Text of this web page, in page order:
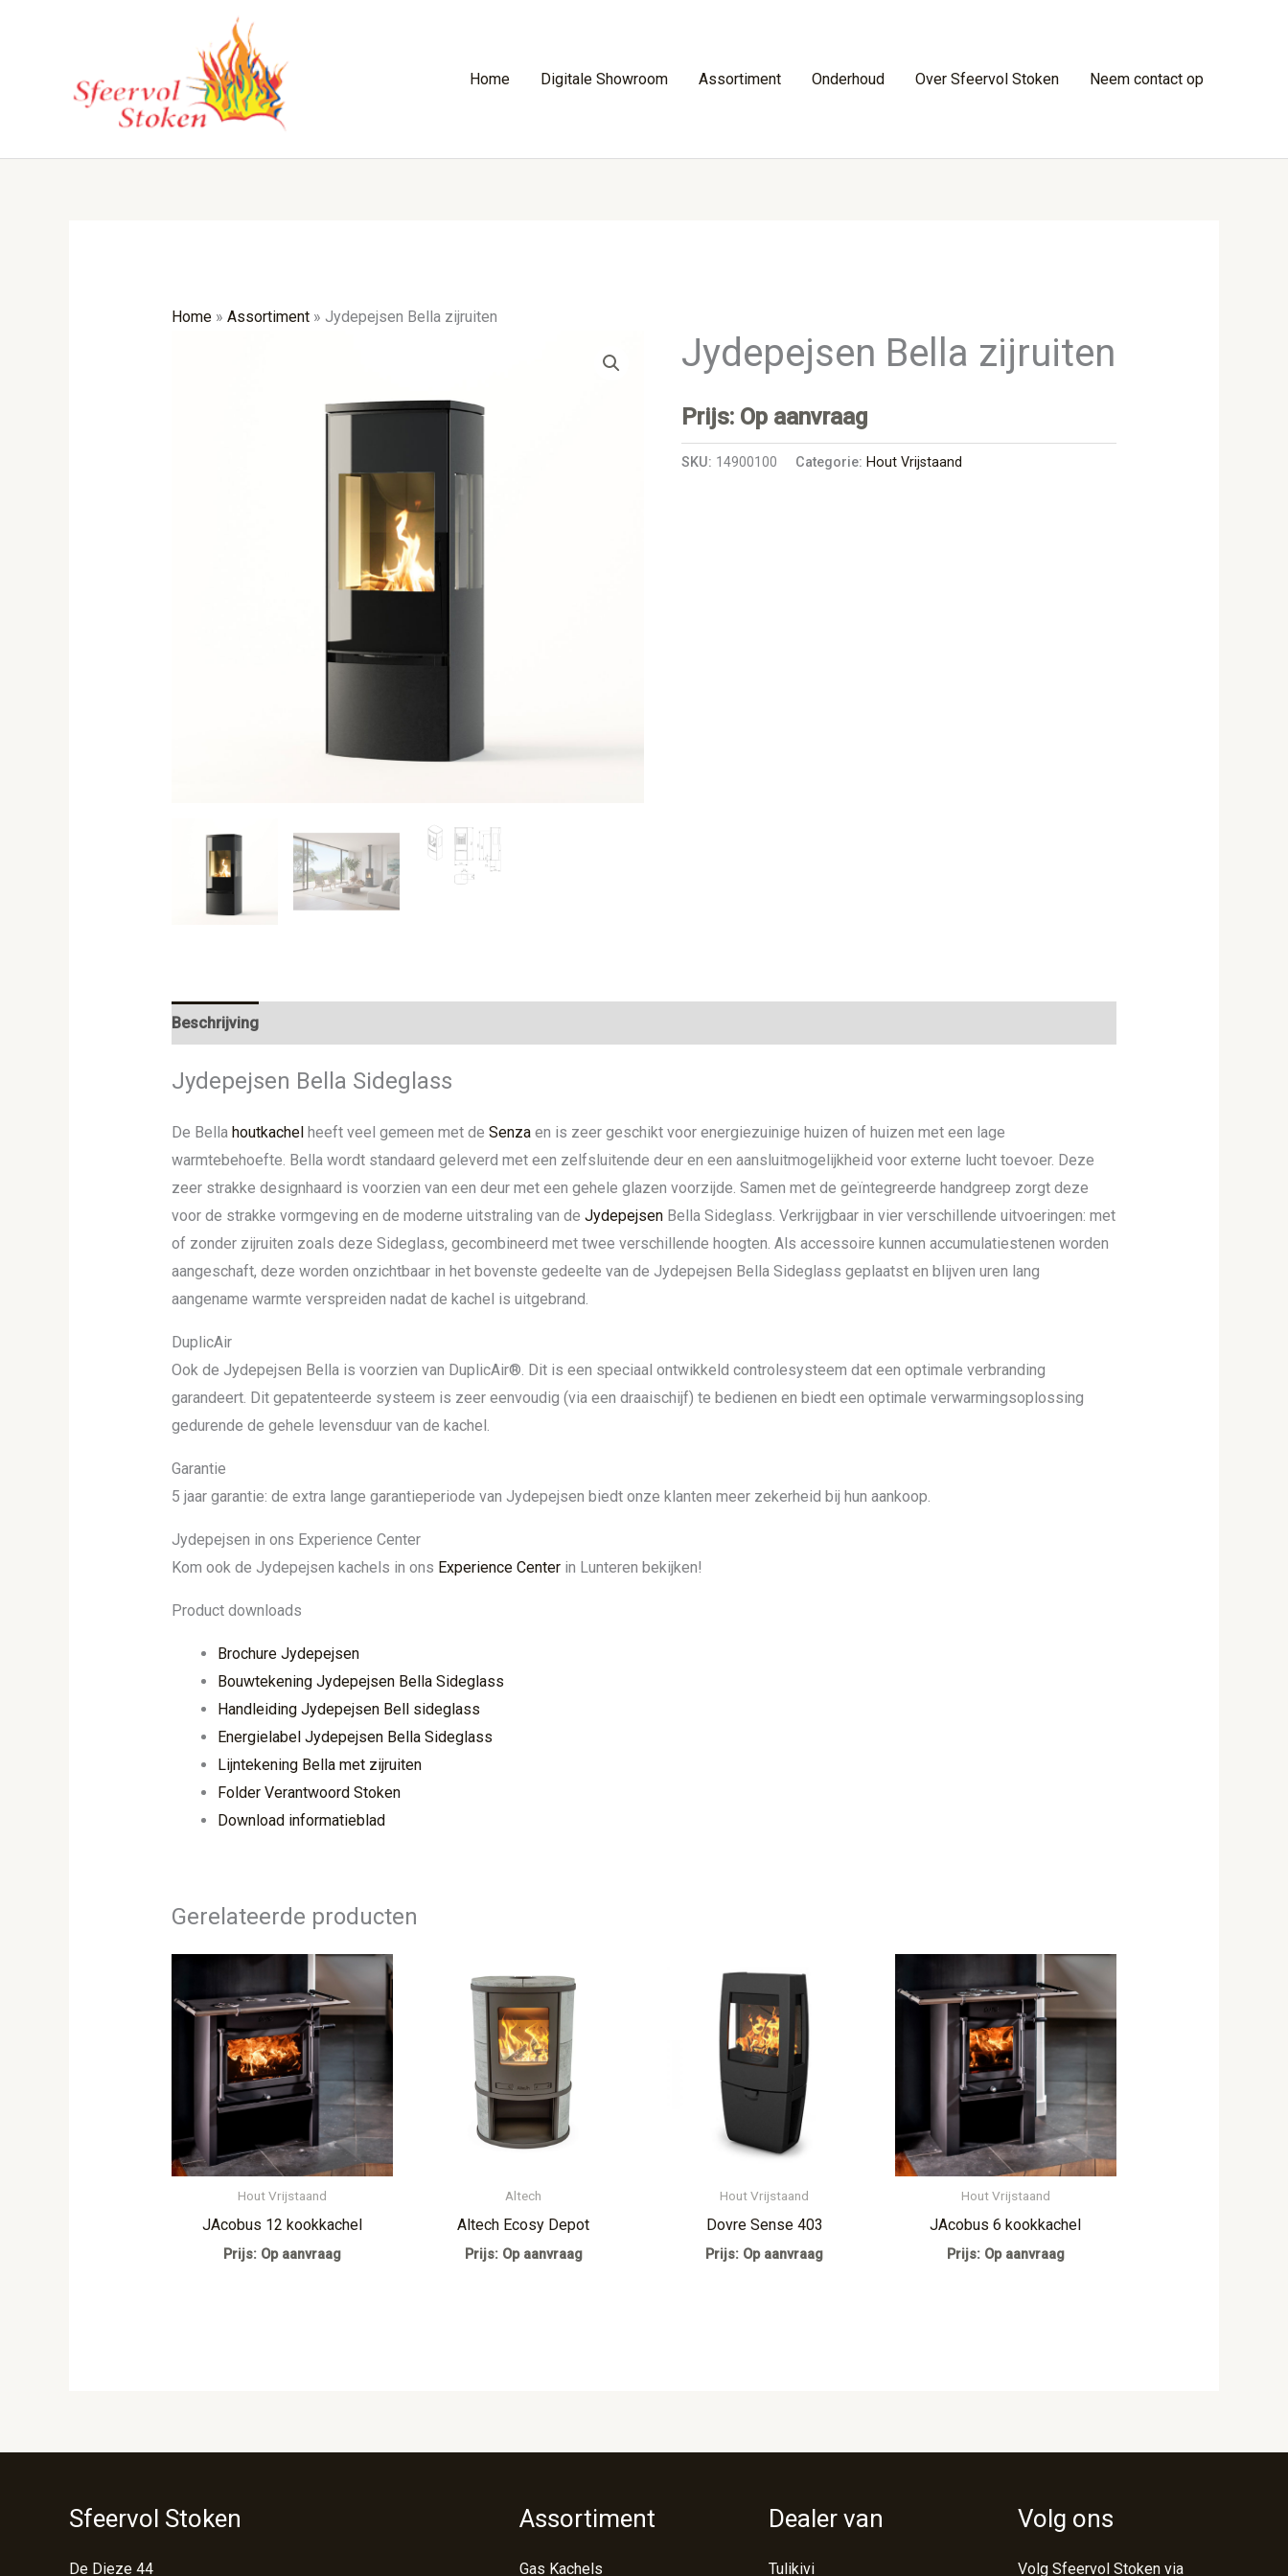
Home Digitale Showroom Assortiment Onderhoud Over Sfeervol Stoken Neem contact op
Home» Assortiment» Jydepejsen Bella zijruiten
Jydepejsen Bella zijruiten
Prijs: Op aanvraag
SKU: 14900100 Categorie: Hout Vrijstaand
Beschrijving
Jydepejsen Bella Sideglass
De Bella houtkachel heeft veel gemeen met de Senzaen is zeer geschikt voor energiezuinige huizen of huizen met een lage
warmtebehoefte. Bella wordt standaard geleverd met een zelfsluitende deur en een aansluitmogelijkheid voor externe lucht toevoer. Deze
zeer strakke designhaard is voorzien van een deur met een gehele glazen voorzijde. Samen met de geïntegreerde handgreep zorgt deze
voor de strakke vormgeving en de moderne uitstraling van de JydepejsenBella Sideglass. Verkrijgbaar in vier verschillende uitvoeringen: met
of zonder zijruiten zoals deze Sideglass, gecombineerd met twee verschillende hoogten. Als accessoire kunnen accumulatiestenen worden
aangeschaft, deze worden onzichtbaar in het bovenste gedeelte van de Jydepejsen Bella Sideglass geplaatst en blijven uren lang
aangename warmte verspreiden nadat de kachel is uitgebrand.
DuplicAir
Ook de Jydepejsen Bella is voorzien van DuplicAir®. Dit is een speciaal ontwikkeld controlesysteem dat een optimale verbranding
garandeert. Dit gepatenteerde systeem is zeer eenvoudig (via een draaischijf) te bedienen en biedt een optimale verwarmingsoplossing
gedurende de gehele levensduur van de kachel.
Garantie
5 jaar garantie: de extra lange garantieperiode van Jydepejsen biedt onze klanten meer zekerheid bij hun aankoop.
Jydepejsen in ons Experience Center
Kom ook de Jydepejsen kachels in ons Experience Centerin Lunteren bekijken!
Product downloads
Brochure Jydepejsen
Bouwtekening Jydepejsen Bella Sideglass
Handleiding Jydepejsen Bell sideglass
Energielabel Jydepejsen Bella Sideglass
Lijntekening Bella met zijruiten
Folder Verantwoord Stoken
Download informatieblad
Gerelateerde producten
Hout Vrijstaand
JAcobus 12 kookkachel
Prijs: Op aanvraag
Altech
Altech Ecosy Depot
Prijs: Op aanvraag
Hout Vrijstaand
Dovre Sense 403
Prijs: Op aanvraag
Hout Vrijstaand
JAcobus 6 kookkachel
Prijs: Op aanvraag
Sfeervol Stoken
De Dieze 44
Assortiment
Gas Kachels
Dealer van
Tulikivi
Volg ons
Volg Sfeervol Stoken via